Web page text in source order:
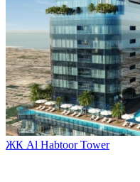
ЖК Al Habtoor Tower